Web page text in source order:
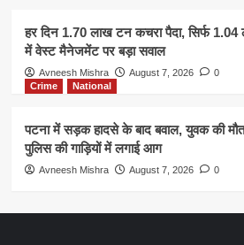
हर दिन 1.70 लाख टन कचरा पैदा, सिर्फ
में वेस्ट मैनेजमेंट पर बड़ा सवाल
Avneesh Mishra August 7, 2026
0
Crime
National
पटना में सड़क हादसे के बाद बवाल, युवक की
पुलिस की गाड़ियों में लगाई आग
Avneesh Mishra August 7, 2026 0